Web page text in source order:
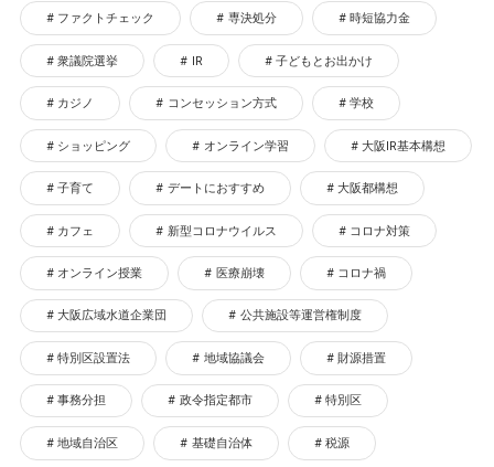
ファクトチェック 専決処分 時短協力金
衆議院選挙 IR 子どもとお出かけ
カジノ コンセッション方式 学校
ショッピング オンライン学習 大阪IR基本構想
子育て デートにおすすめ 大阪都構想
カフェ 新型コロナウイルス コロナ対策
オンライン授業 医療崩壊 コロナ禍
大阪広域水道企業団 公共施設等運営権制度
特別区設置法 地域協議会 財源措置
事務分担 政令指定都市 特別区
地域自治区 基礎自治体 税源